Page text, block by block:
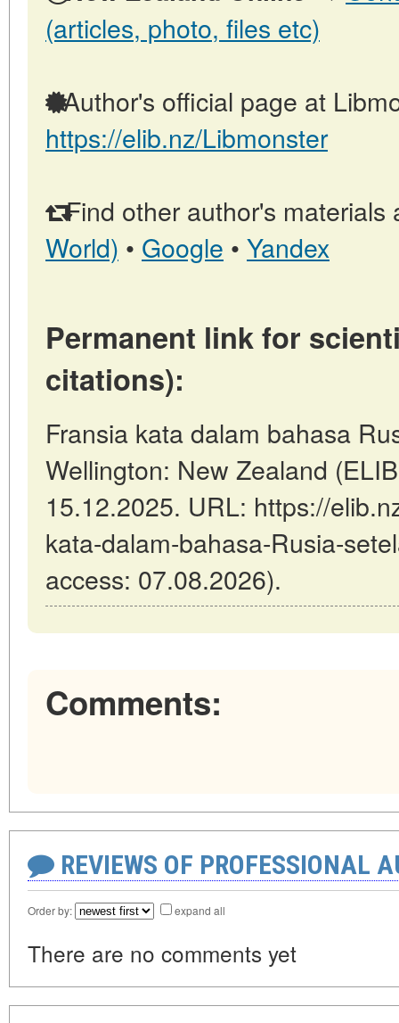
(articles, photo, files etc)
Author's official page at
https://elib.nz/Libmonster
Find other author's materials
World) • Google • Yandex
Permanent link for
citations):
Fransia kata dalam bahasa
Wellington: New Zealand
15.12.2025. URL: https://
kata-dalam-bahasa-Rusia-
access: 07.08.2026).
Comments:
REVIEWS OF PROFESSIONAL
Order by: expand all
There are no comments yet